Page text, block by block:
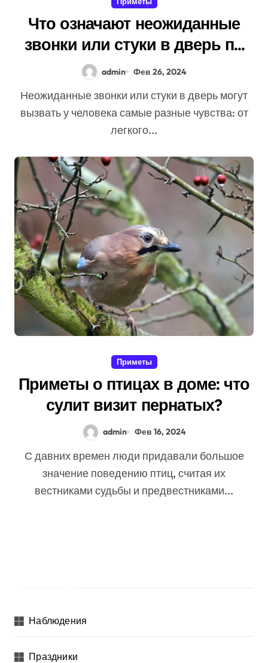
Что означают неожиданные
звонки или стуки в дверь по
приметам
admin Фев 26, 2024
Неожиданные звонки или стуки в дверь могут
вызвать у человека самые разные чувства: от
легкого...
Приметы
Приметы о птицах в доме: что
сулит визит пернатых?
admin Фев 16, 2024
С давних времен люди придавали большое
значение поведению птиц, считая их
вестниками судьбы и предвестниками...
Наблюдения
Праздники